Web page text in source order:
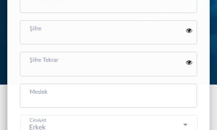
Şifre
Şifre Tekrar
Meslek
Cinsiyet
Erkek